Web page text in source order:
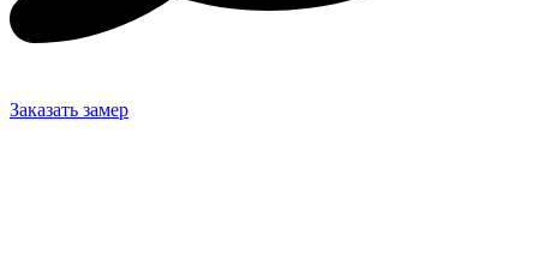
Заказать замер